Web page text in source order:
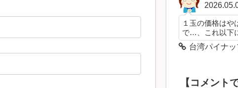
１玉の価格はや
で…、これ以下
台湾パイナッ
【コメント